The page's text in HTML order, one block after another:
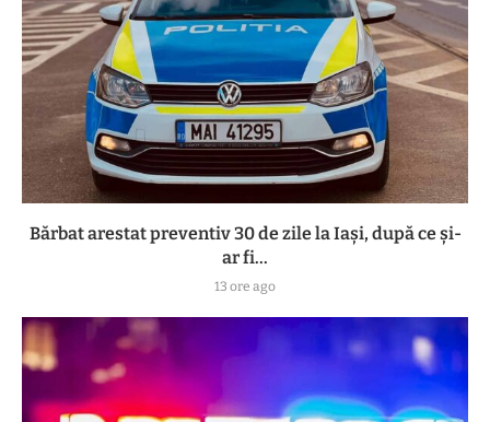
Bărbat arestat preventiv 30 de zile la Iași, după ce și-
ar fi...
13 ore ago